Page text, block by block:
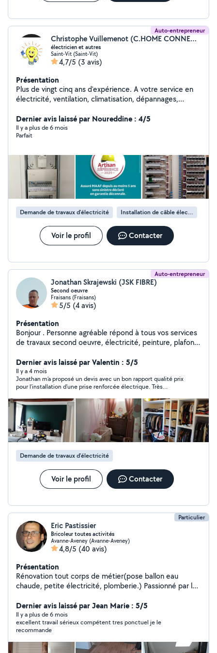
Auto-entrepreneur
Christophe Vuillemenot (C.HOME CONNECTING)
électricien et autres
Saint-Vit (Saint-Vit)
4,7/5 (3 avis)
Présentation
Plus de vingt cinq ans d'expérience. A votre service en
électricité, ventilation, climatisation, dépannages,
bon aussi en menuiserie, plomberie et équipé des bons
outils
Dernier avis laissé par Noureddine : 4/5
Il y a plus de 6 mois
Parfait
Demande de travaux d’électricité Installation de câble électrique
Voir le profil Contacter
Auto-entrepreneur
Jonathan Skrajewski (JSK FIBRE)
Second oeuvre
Fraisans (Fraisans)
5/5 (4 avis)
Présentation
Bonjour . Personne agréable répond à tous vos services
de travaux second oeuvre, électricité, peinture, plafond,
Dernier avis laissé par Valentin : 5/5
Il y a 4 mois
Jonathan m’a proposé un devis avec un bon rapport qualité prix
pour l’installation d’une prise renforcée électrique. Très
affaire.
Demande de travaux d’électricité
Voir le profil Contacter
Particulier
Eric Pastissier
Bricoleur toutes activités
Avanne-Aveney (Avanne-Aveney)
4,8/5 (40 avis)
Présentation
Rénovation tout corps de métier(pose ballon eau
chaude, petite électricité, plomberie.) Passionné par l
Dernier avis laissé par Jean Marie : 5/5
Il y a plus de 6 mois
excellent travail sérieux compétent tres ponctuel je le
recommande